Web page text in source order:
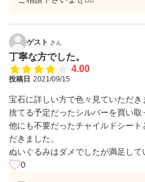
ゲスト さん
丁寧な方でした。
4.00
投稿日 2021/09/15
宝石に詳しい方で色々見ていただき
捨てる予定だったシルバーを買い取
他にも不要だったチャイルドシー
だきました。
ぬいぐるみはダメでしたが満足して
0